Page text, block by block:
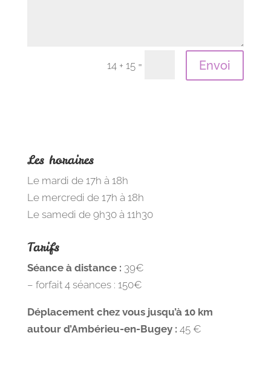
14 + 15 = Envoi
Les horaires
Le mardi de 17h à 18h
Le mercredi de 17h à 18h
Le samedi de 9h30 à 11h30
Tarifs
Séance à distance : 39€
– forfait 4 séances : 150€
Déplacement chez vous jusqu’à 10 km
autour d’Ambérieu-en-Bugey : 45 €